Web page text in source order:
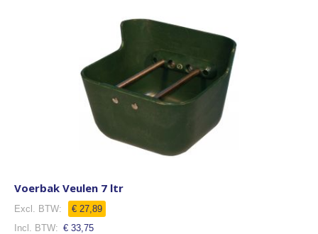
Voerbak Veulen 7 ltr
€ 27,89
€ 33,75